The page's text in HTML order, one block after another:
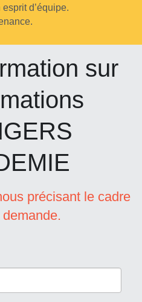
d’équipe.
sur
précisant le cadre